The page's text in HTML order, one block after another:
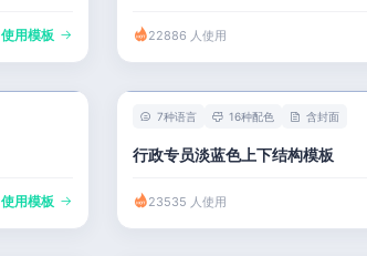
使用模板 22886 人使用
使用模板
7种语言 16种配色 含封面
行政专员淡蓝色上下结构模板
23535 人使用